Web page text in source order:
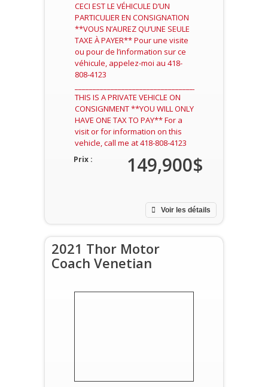
CECI EST LE VÉHICULE D’UN
PARTICULIER EN CONSIGNATION
**VOUS N’AUREZ QU’UNE SEULE
TAXE À PAYER** Pour une visite
ou pour de l’information sur ce
véhicule, appelez-moi au 418-
808-4123
THIS IS A PRIVATE VEHICLE ON
CONSIGNMENT **YOU WILL ONLY
HAVE ONE TAX TO PAY** For a
visit or for information on this
vehicle, call me at 418-808-4123
Voir les détails
Prix : 149,900$
2021 Thor Motor
Coach Venetian